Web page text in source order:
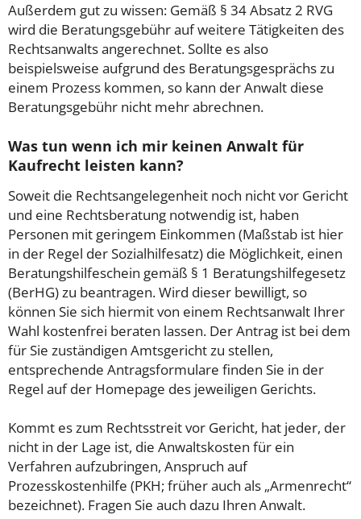
Außerdem gut zu wissen: Gemäß § 34 Absatz 2 RVG
wird die Beratungsgebühr auf weitere Tätigkeiten des
Rechtsanwalts angerechnet. Sollte es also
beispielsweise aufgrund des Beratungsgesprächs zu
einem Prozess kommen, so kann der Anwalt diese
Beratungsgebühr nicht mehr abrechnen.
Was tun wenn ich mir keinen Anwalt für
Kaufrecht leisten kann?
Soweit die Rechtsangelegenheit noch nicht vor Gericht
und eine Rechtsberatung notwendig ist, haben
Personen mit geringem Einkommen (Maßstab ist hier
in der Regel der Sozialhilfesatz) die Möglichkeit, einen
Beratungshilfeschein gemäß § 1 Beratungshilfegesetz
(BerHG) zu beantragen. Wird dieser bewilligt, so
können Sie sich hiermit von einem Rechtsanwalt Ihrer
Wahl kostenfrei beraten lassen. Der Antrag ist bei dem
für Sie zuständigen Amtsgericht zu stellen,
entsprechende Antragsformulare finden Sie in der
Regel auf der Homepage des jeweiligen Gerichts.
Kommt es zum Rechtsstreit vor Gericht, hat jeder, der
nicht in der Lage ist, die Anwaltskosten für ein
Verfahren aufzubringen, Anspruch auf
Prozesskostenhilfe (PKH; früher auch als „Armenrecht“
bezeichnet). Fragen Sie auch dazu Ihren Anwalt.